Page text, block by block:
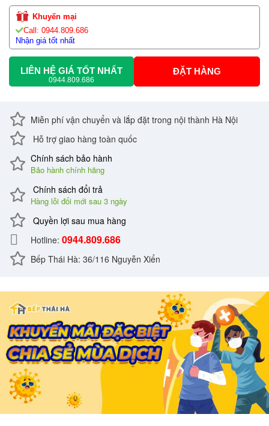
Khuyến mại
Call: 0944.809.686
Nhận giá tốt nhất
LIÊN HỆ GIÁ TỐT NHẤT
0944.809.686
ĐẶT HÀNG
Miễn phí vận chuyển và lắp đặt trong nội thành Hà Nội
Hỗ trợ giao hàng toàn quốc
Chính sách bảo hành
Bảo hành chính hãng
Chính sách đổi trả
Hàng lỗi đổi mới sau 3 ngày
Quyền lợi sau mua hàng
Hotline: 0944.809.686
Bếp Thái Hà: 36/116 Nguyễn Xiển